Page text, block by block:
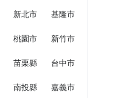
新北市 基隆市
桃園市 新竹市
苗栗縣 台中市
南投縣 嘉義市